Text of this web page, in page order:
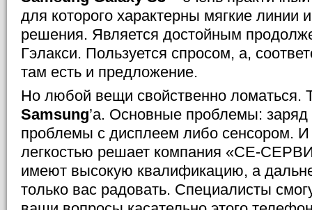
для которого характерны мягкие линии
решения. Является достойным
Гэлакси. Пользуется спросом, а,
там есть и предложение.
Но любой вещи свойственно ломаться.
Samsung’a. Основные проблемы:
проблемы с дисплеем либо сенсором.
легкостью решает компания «СЕ-
имеют высокую квалификацию, а
только вас радовать. Специалисты